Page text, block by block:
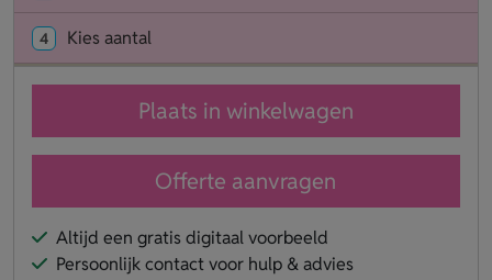
4 Kies aantal
Plaats in winkelwagen
Offerte aanvragen
Altijd een gratis digitaal voorbeeld
Persoonlijk contact voor hulp & advies